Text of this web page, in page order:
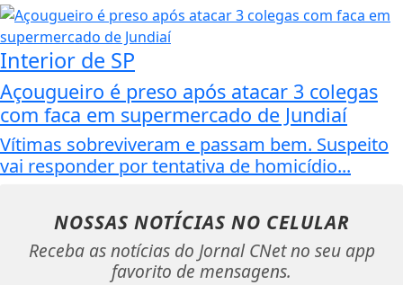
Interior de SP
Açougueiro é preso após atacar 3 colegas
com faca em supermercado de Jundiaí
Vítimas sobreviveram e passam bem. Suspeito
vai responder por tentativa de homicídio...
NOSSAS NOTÍCIAS NO CELULAR
Receba as notícias do Jornal CNet no seu app
favorito de mensagens.